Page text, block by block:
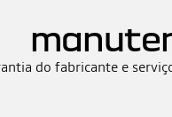
do fabricante e